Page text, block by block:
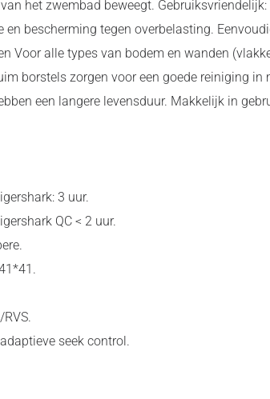
het zwembad beweegt.
en bescherming tegen overbelasting.
Voor alle types van bodem en wanden
borstels zorgen voor een goede reiniging
een langere levensduur. Makkelijk in
3 uur.
QC < 2 uur.
seek control.